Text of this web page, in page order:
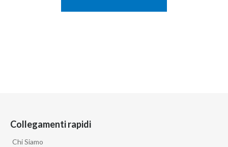
Collegamenti rapidi
Chi Siamo